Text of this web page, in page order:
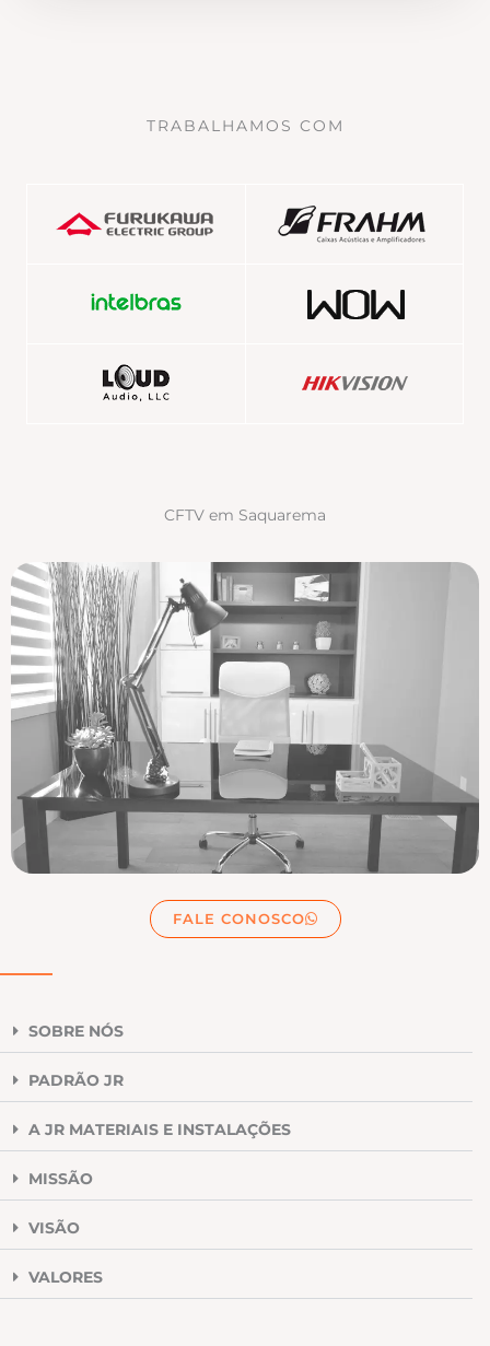
TRABALHAMOS COM
CFTV em Saquarema
FALE CONOSCO
SOBRE NÓS
PADRÃO JR
A JR MATERIAIS E INSTALAÇÕES
MISSÃO
VISÃO
VALORES